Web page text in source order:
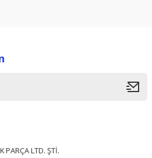
veya görüntülenemiyor.
PARÇA LTD. ŞTİ.